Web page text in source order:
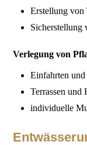
Erstellung von
Sicherstellung
Verlegung von
Einfahrten
Terrassen und
individuelle